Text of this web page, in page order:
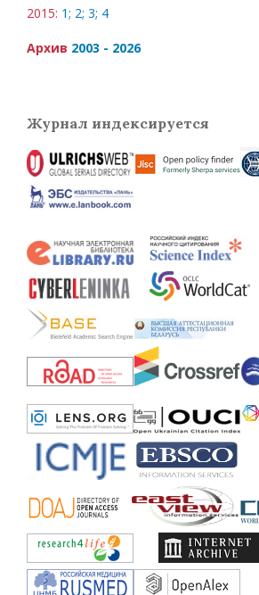
2015: 1; 2; 3; 4
Архив 2003 - 2026
Журнал индексируется